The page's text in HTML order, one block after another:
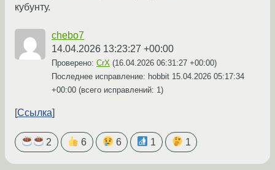
кубунту.
chebo7
14.04.2026 13:23:27 +00:00
Проверено: CrX (16.04.2026 06:31:27 +00:00)
Последнее исправление: hobbit 15.04.2026 05:17:34
+00:00 (всего исправлений: 1)
Ссылка
2 6 6 1 1